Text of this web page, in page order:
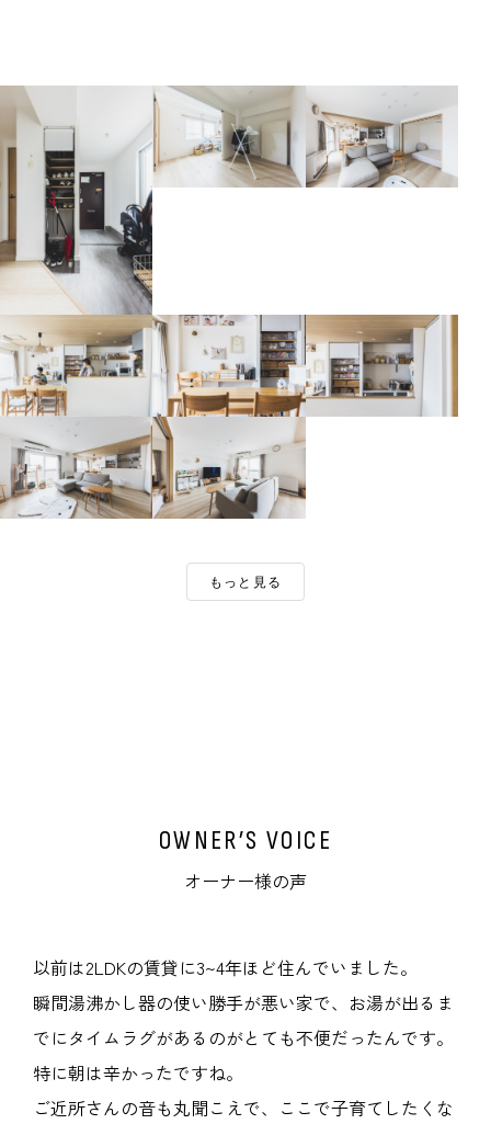
もっと見る
OWNER’S VOICE
オーナー様の声
以前は2LDKの賃貸に3~4年ほど住んでいました。
瞬間湯沸かし器の使い勝手が悪い家で、お湯が出るま
でにタイムラグがあるのがとても不便だったんです。
特に朝は辛かったですね。
ご近所さんの音も丸聞こえで、ここで子育てしたくな